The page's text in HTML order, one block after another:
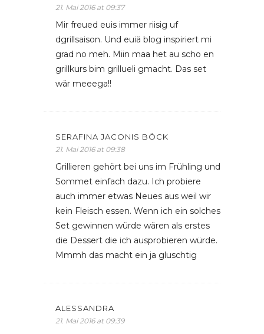
21. Mai 2016 at 09:37
Mir freued euis immer riisig uf
dgrillsaison. Und euiä blog inspiriert mi
grad no meh. Miin maa het au scho en
grillkurs bim grillueli gmacht. Das set
wär meeega!!
SERAFINA JACONIS BÖCK
21. Mai 2016 at 09:38
Grillieren gehört bei uns im Frühling und
Sommet einfach dazu. Ich probiere
auch immer etwas Neues aus weil wir
kein Fleisch essen. Wenn ich ein solches
Set gewinnen würde wären als erstes
die Dessert die ich ausprobieren würde.
Mmmh das macht ein ja gluschtig
ALESSANDRA
21. Mai 2016 at 09:39